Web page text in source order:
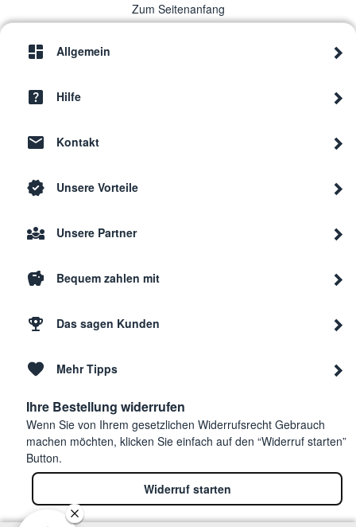
Zum Seitenanfang
Allgemein
Hilfe
Kontakt
Unsere Vorteile
Unsere Partner
Bequem zahlen mit
Das sagen Kunden
Mehr Tipps
Ihre Bestellung widerrufen
Wenn Sie von Ihrem gesetzlichen Widerrufsrecht Gebrauch
machen möchten, klicken Sie einfach auf den “Widerruf starten”
Button.
Widerruf starten